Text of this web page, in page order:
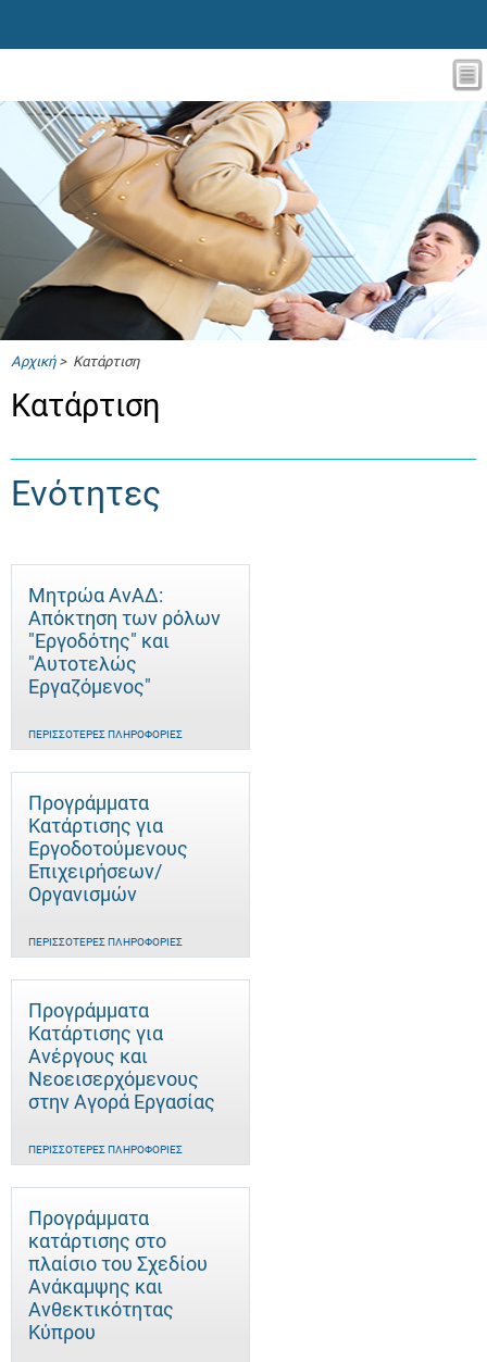
Αρχική> Κατάρτιση
Κατάρτιση
Ενότητες
Μητρώα ΑνΑΔ:
Απόκτηση των ρόλων
"Εργοδότης" και
"Αυτοτελώς
Eργαζόμενος"
ΠΕΡΙΣΣΌΤΕΡΕΣ ΠΛΗΡΟΦΟΡΊΕΣ
Προγράμματα
Κατάρτισης για
Εργοδοτούμενους
Επιχειρήσεων/
Οργανισμών
ΠΕΡΙΣΣΌΤΕΡΕΣ ΠΛΗΡΟΦΟΡΊΕΣ
Προγράμματα
Κατάρτισης για
Ανέργους και
Νεοεισερχόμενους
στην Αγορά Εργασίας
ΠΕΡΙΣΣΌΤΕΡΕΣ ΠΛΗΡΟΦΟΡΊΕΣ
Προγράμματα
κατάρτισης στο
πλαίσιο του Σχεδίου
Ανάκαμψης και
Ανθεκτικότητας
Κύπρου